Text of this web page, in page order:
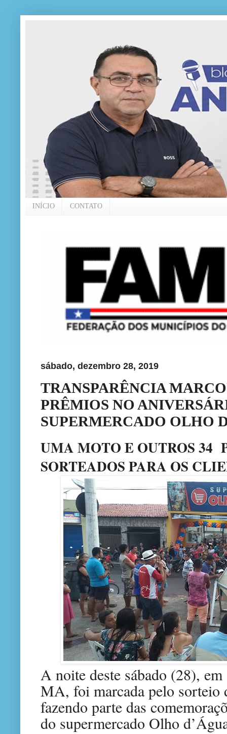
INÍCIO CONTATO
sábado, dezembro 28, 2019
TRANSPARÊNCIA
PRÊMIOS NO
SUPERMERCADO OLHO
UMA MOTO E OUTROS 34
SORTEADOS PARA OS
A noite deste sábado (28),
MA, foi marcada pelo sorteio
fazendo parte das
do supermercado Olho